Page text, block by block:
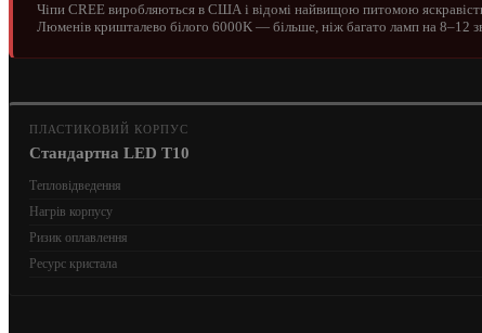
Чіпи CREE виробляються в США і відомі найвищою питомою
Люменів кришталево білого 6000K — більше, ніж багато ламп на 8–12
ПЛАСТИКОВИЙ КОРПУС
Стандартна LED T10
Тепловідведення
Нагрів корпусу
Ризик оплавлення
Ресурс кристала